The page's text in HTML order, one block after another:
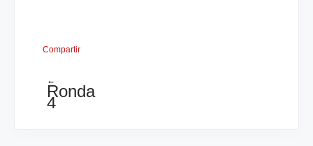
Compartir
←
Ronda
4